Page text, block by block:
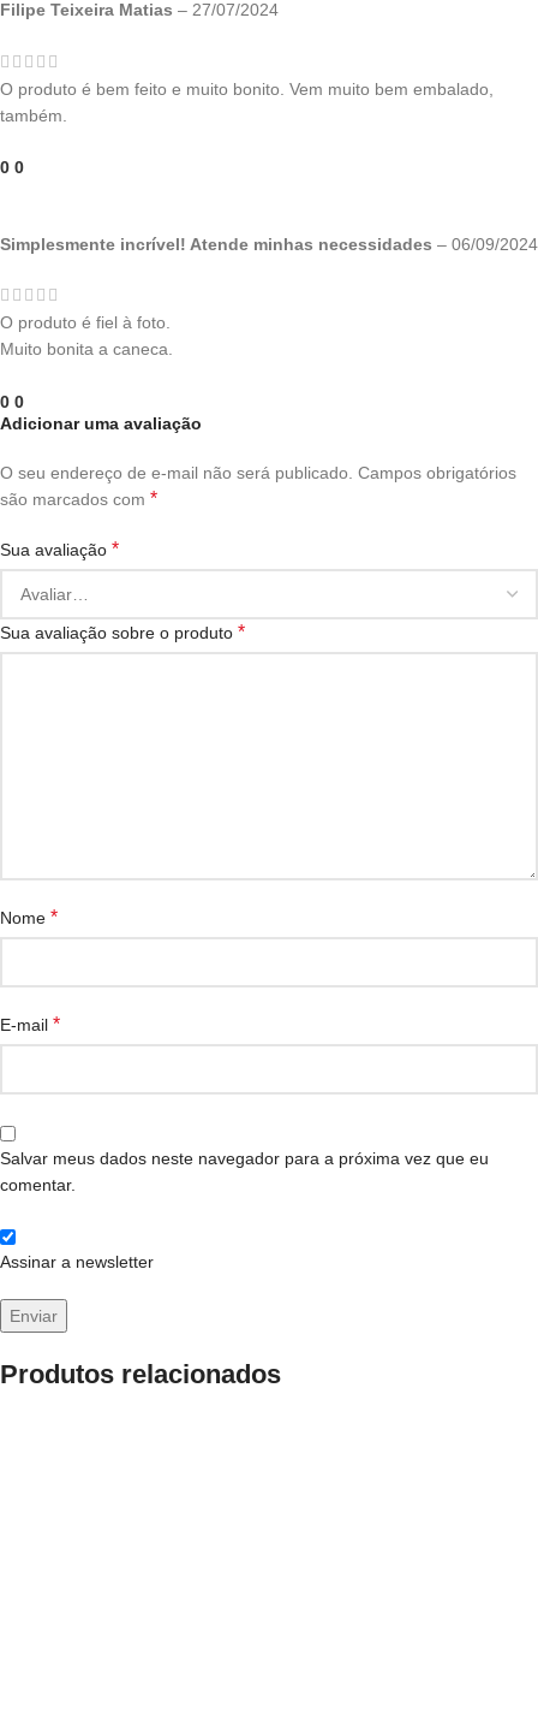
Filipe Teixeira Matias – 27/07/2024
O produto é bem feito e muito bonito. Vem muito bem embalado,
também.
0 0
Simplesmente incrível! Atende minhas necessidades – 06/09/2024
O produto é fiel à foto.
Muito bonita a caneca.
0 0
Adicionar uma avaliação
O seu endereço de e-mail não será publicado. Campos obrigatórios
são marcados com *
Sua avaliação *
Sua avaliação sobre o produto *
Nome *
E-mail *
Salvar meus dados neste navegador para a próxima vez que eu
comentar.
Assinar a newsletter
Produtos relacionados